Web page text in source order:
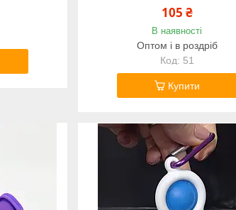
105 ₴
В наявності
Оптом і в роздріб
51
Купити